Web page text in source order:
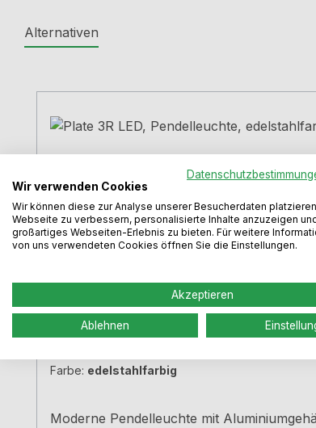
Alternativen
Plate 3R LED, Pendelleuchte,
Farbe: edelstahlfarbig
Moderne Pendelleuchte mit
Wir verwenden Cookies
Wir können diese zur Analyse unserer Besucherdaten
Webseite zu verbessern, personalisierte Inhalte anzuzeigen
großartiges Webseiten-Erlebnis zu bieten. Für weitere
von uns verwendeten Cookies öffnen Sie die Einstellungen.
Akzeptieren
Ablehnen